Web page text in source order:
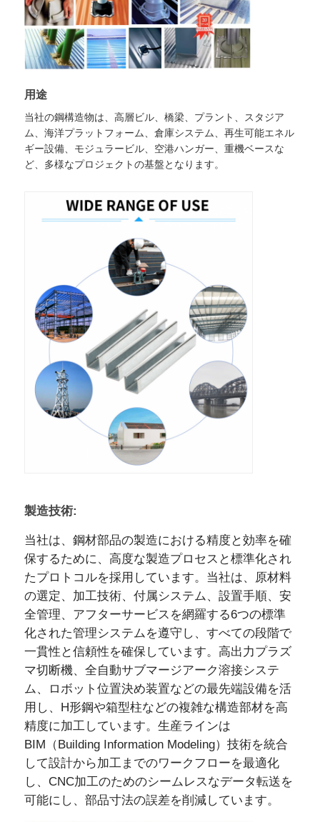
用途
当社の鋼構造物は、高層ビル、橋梁、プラント、スタジア
ム、海洋プラットフォーム、倉庫システム、再生可能エネル
ギー設備、モジュラービル、空港ハンガー、重機ベースな
ど、多様なプロジェクトの基盤となります。
製造技術:
当社は、鋼材部品の製造における精度と効率を確
保するために、高度な製造プロセスと標準化され
たプロトコルを採用しています。当社は、原材料
の選定、加工技術、付属システム、設置手順、安
全管理、アフターサービスを網羅する6つの標準
化された管理システムを遵守し、すべての段階で
一貫性と信頼性を確保しています。高出力プラズ
マ切断機、全自動サブマージアーク溶接システ
ム、ロボット位置決め装置などの最先端設備を活
用し、H形鋼や箱型柱などの複雑な構造部材を高
精度に加工しています。生産ラインは
BIM（Building Information Modeling）技術を統合
して設計から加工までのワークフローを最適化
し、CNC加工のためのシームレスなデータ転送を
可能にし、部品寸法の誤差を削減しています。